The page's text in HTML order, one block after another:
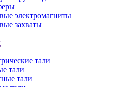
электромагниты
захваты
тали
тали
тали